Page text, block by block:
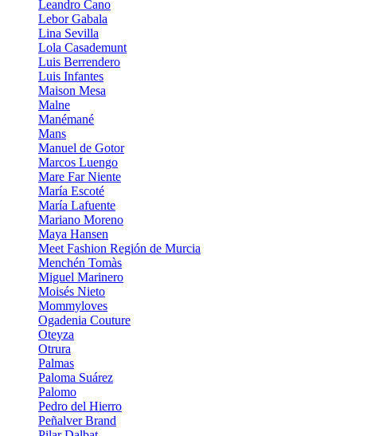
Leandro Cano
Lebor Gabala
Lina Sevilla
Lola Casademunt
Luis Berrendero
Luis Infantes
Maison Mesa
Malne
Manémané
Mans
Manuel de Gotor
Marcos Luengo
Mare Far Niente
María Escoté
María Lafuente
Mariano Moreno
Maya Hansen
Meet Fashion Región de Murcia
Menchén Tomàs
Miguel Marinero
Moisés Nieto
Mommyloves
Ogadenia Couture
Oteyza
Otrura
Palmas
Paloma Suárez
Palomo
Pedro del Hierro
Peñalver Brand